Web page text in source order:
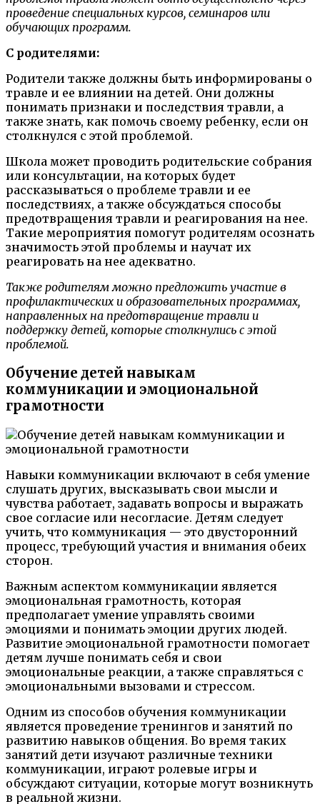
проведение специальных курсов, семинаров или
обучающих программ.
С родителями:
Родители также должны быть информированы о
травле и ее влиянии на детей. Они должны
понимать признаки и последствия травли, а
также знать, как помочь своему ребенку, если он
столкнулся с этой проблемой.
Школа может проводить родительские собрания
или консультации, на которых будет
рассказываться о проблеме травли и ее
последствиях, а также обсуждаться способы
предотвращения травли и реагирования на нее.
Такие мероприятия помогут родителям осознать
значимость этой проблемы и научат их
реагировать на нее адекватно.
Также родителям можно предложить участие в
профилактических и образовательных программах,
направленных на предотвращение травли и
поддержку детей, которые столкнулись с этой
проблемой.
Обучение детей навыкам
коммуникации и эмоциональной
грамотности
Навыки коммуникации включают в себя умение
слушать других, высказывать свои мысли и
чувства работает, задавать вопросы и выражать
свое согласие или несогласие. Детям следует
учить, что коммуникация — это двусторонний
процесс, требующий участия и внимания обеих
сторон.
Важным аспектом коммуникации является
эмоциональная грамотность, которая
предполагает умение управлять своими
эмоциями и понимать эмоции других людей.
Развитие эмоциональной грамотности помогает
детям лучше понимать себя и свои
эмоциональные реакции, а также справляться с
эмоциональными вызовами и стрессом.
Одним из способов обучения коммуникации
является проведение тренингов и занятий по
развитию навыков общения. Во время таких
занятий дети изучают различные техники
коммуникации, играют ролевые игры и
обсуждают ситуации, которые могут возникнуть
в реальной жизни.